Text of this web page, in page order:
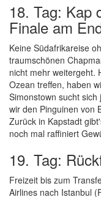
18. Tag: Kap
Finale am
Keine Südafrikareise
traumschönen
nicht mehr weitergeht.
Ozean treffen, haben
Simonstown sucht
wir den Pinguinen von
Zurück in Kapstadt
noch mal raffiniert
19. Tag:
Freizeit bis zum
Airlines nach Istanbul